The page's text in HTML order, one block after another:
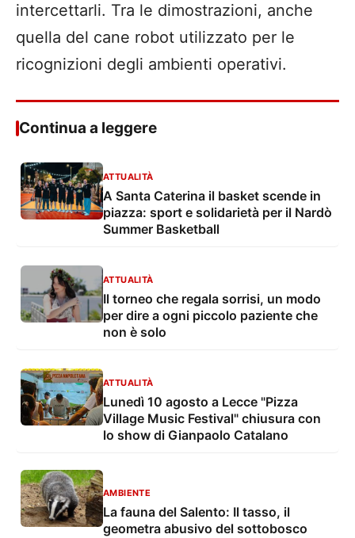
intercettarli. Tra le dimostrazioni, anche
quella del cane robot utilizzato per le
ricognizioni degli ambienti operativi.
Continua a leggere
ATTUALITÀ
A Santa Caterina il basket scende in
piazza: sport e solidarietà per il Nardò
Summer Basketball
ATTUALITÀ
Il torneo che regala sorrisi, un modo
per dire a ogni piccolo paziente che
non è solo
ATTUALITÀ
Lunedì 10 agosto a Lecce "Pizza
Village Music Festival" chiusura con
lo show di Gianpaolo Catalano
AMBIENTE
La fauna del Salento: Il tasso, il
geometra abusivo del sottobosco